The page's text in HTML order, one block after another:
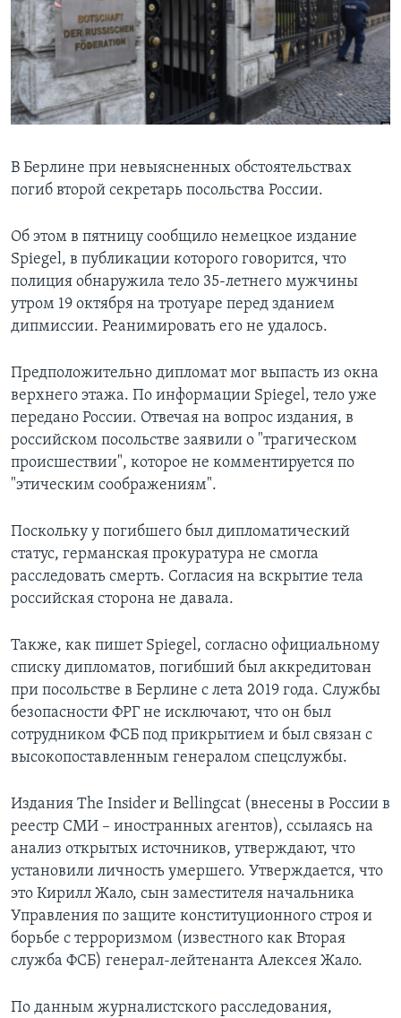
Learning English
СОЦИАЛЬНЫЕ СЕТИ
Языки
В Берлине при невыясненных обстоятельствах
погиб второй секретарь посольства России.
Об этом в пятницу сообщило немецкое издание
Spiegel, в публикации которого говорится, что
полиция обнаружила тело 35-летнего мужчины
утром 19 октября на тротуаре перед зданием
дипмиссии. Реанимировать его не удалось.
Предположительно дипломат мог выпасть из окна
верхнего этажа. По информации Spiegel, тело уже
передано России. Отвечая на вопрос издания, в
российском посольстве заявили о "трагическом
происшествии", которое не комментируется по
"этическим соображениям".
Поскольку у погибшего был дипломатический
статус, германская прокуратура не смогла
расследовать смерть. Согласия на вскрытие тела
российская сторона не давала.
Также, как пишет Spiegel, согласно официальному
списку дипломатов, погибший был аккредитован
при посольстве в Берлине с лета 2019 года. Службы
безопасности ФРГ не исключают, что он был
сотрудником ФСБ под прикрытием и был связан с
высокопоставленным генералом спецслужбы.
Издания The Insider и Bellingcat (внесены в России в
реестр СМИ – иностранных агентов), ссылаясь на
анализ открытых источников, утверждают, что
установили личность умершего. Утверждается, что
это Кирилл Жало, сын заместителя начальника
Управления по защите конституционного строя и
борьбе с терроризмом (известного как Вторая
служба ФСБ) генерал-лейтенанта Алексея Жало.
По данным журналистского расследования,